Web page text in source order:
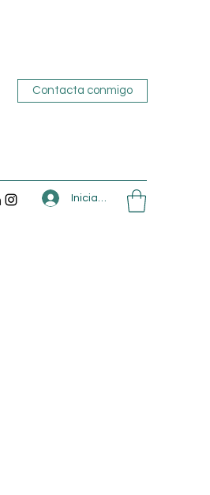
Contacta conmigo
Iniciar sesión